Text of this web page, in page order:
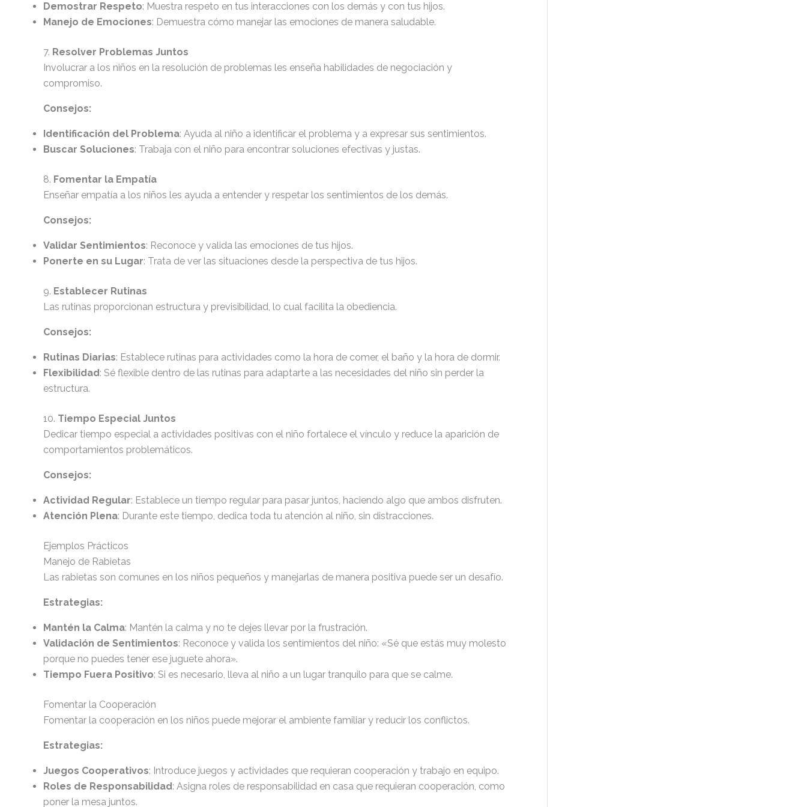
Demostrar Respeto: Muestra respeto en tus interacciones con los demás y con tus hijos.
Manejo de Emociones: Demuestra cómo manejar las emociones de manera saludable.
7. Resolver Problemas Juntos
Involucrar a los niños en la resolución de problemas les enseña habilidades de negociación y
compromiso.
Consejos:
Identificación del Problema: Ayuda al niño a identificar el problema y a expresar sus sentimientos.
Buscar Soluciones: Trabaja con el niño para encontrar soluciones efectivas y justas.
8. Fomentar la Empatía
Enseñar empatía a los niños les ayuda a entender y respetar los sentimientos de los demás.
Consejos:
Validar Sentimientos: Reconoce y valida las emociones de tus hijos.
Ponerte en su Lugar: Trata de ver las situaciones desde la perspectiva de tus hijos.
9. Establecer Rutinas
Las rutinas proporcionan estructura y previsibilidad, lo cual facilita la obediencia.
Consejos:
Rutinas Diarias: Establece rutinas para actividades como la hora de comer, el baño y la hora de dormir.
Flexibilidad: Sé flexible dentro de las rutinas para adaptarte a las necesidades del niño sin perder la
estructura.
10. Tiempo Especial Juntos
Dedicar tiempo especial a actividades positivas con el niño fortalece el vínculo y reduce la aparición de
comportamientos problemáticos.
Consejos:
Actividad Regular: Establece un tiempo regular para pasar juntos, haciendo algo que ambos disfruten.
Atención Plena: Durante este tiempo, dedica toda tu atención al niño, sin distracciones.
Ejemplos Prácticos
Manejo de Rabietas
Las rabietas son comunes en los niños pequeños y manejarlas de manera positiva puede ser un desafío.
Estrategias:
Mantén la Calma: Mantén la calma y no te dejes llevar por la frustración.
Validación de Sentimientos: Reconoce y valida los sentimientos del niño: «Sé que estás muy molesto
porque no puedes tener ese juguete ahora».
Tiempo Fuera Positivo: Si es necesario, lleva al niño a un lugar tranquilo para que se calme.
Fomentar la Cooperación
Fomentar la cooperación en los niños puede mejorar el ambiente familiar y reducir los conflictos.
Estrategias:
Juegos Cooperativos: Introduce juegos y actividades que requieran cooperación y trabajo en equipo.
Roles de Responsabilidad: Asigna roles de responsabilidad en casa que requieran cooperación, como
poner la mesa juntos.